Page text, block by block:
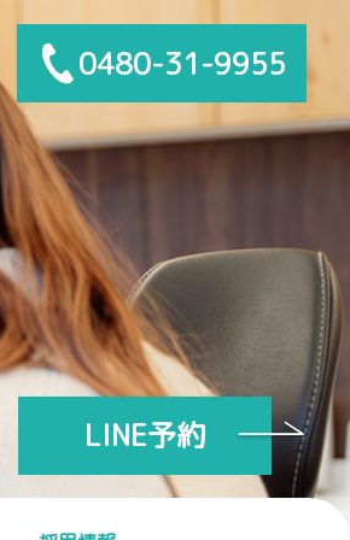
0480-31-9955
LINE予約